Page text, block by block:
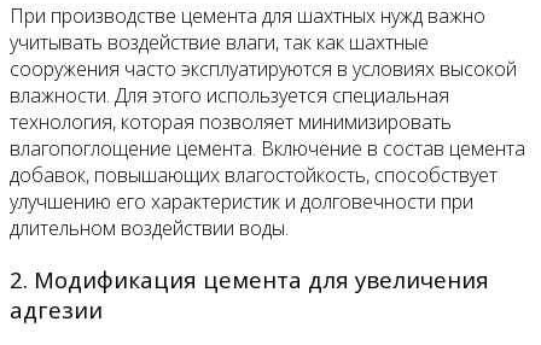
При производстве цемента для шахтных нужд важно
учитывать воздействие влаги, так как шахтные
сооружения часто эксплуатируются в условиях высокой
влажности. Для этого используется специальная
технология, которая позволяет минимизировать
влагопоглощение цемента. Включение в состав цемента
добавок, повышающих влагостойкость, способствует
улучшению его характеристик и долговечности при
длительном воздействии воды.
2. Модификация цемента для увеличения
адгезии